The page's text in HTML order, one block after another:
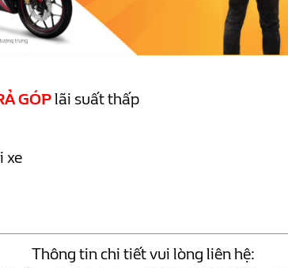
GÓPlãi suất thấp
xe
Thông tin chi tiết vui lòng liên hệ: